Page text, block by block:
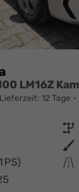
12 Tage
Getriebe
Außenfarbe
PS) Kilometerstand